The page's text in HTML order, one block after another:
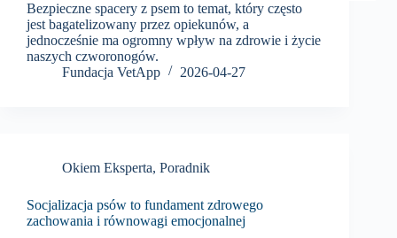
Bezpieczne spacery z psem to temat, który często
jest bagatelizowany przez opiekunów, a
jednocześnie ma ogromny wpływ na zdrowie i życie
naszych czworonogów.
Fundacja VetApp
2026-04-27
Okiem Eksperta, Poradnik
Socjalizacja psów to fundament zdrowego
zachowania i równowagi emocjonalnej